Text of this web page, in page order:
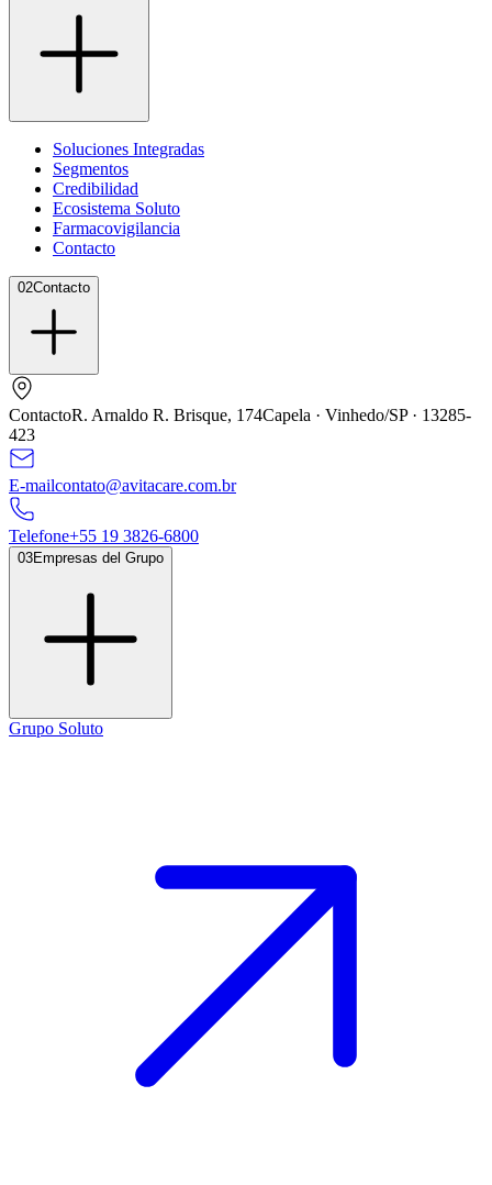
Soluciones Integradas
Segmentos
Credibilidad
Ecosistema Soluto
Farmacovigilancia
Contacto
02Contacto
ContactoR. Arnaldo R. Brisque, 174Capela · Vinhedo/SP · 13285-
423
E-mailcontato@avitacare.com.br
Telefone+55 19 3826-6800
03Empresas del Grupo
Grupo Soluto